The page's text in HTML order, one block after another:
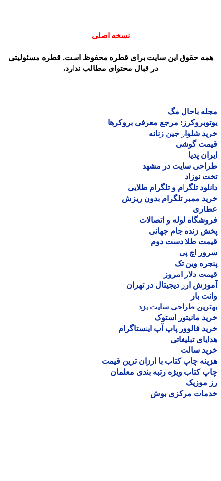
نسخه اصلی
حقوق این سایت برای قطره محفوظ است. قطره مسئولیتی
در قبال محتوای مطالب ندارد.
باحال مگ
مرجع معرفی بروکرها
شلوار جین زنانه
گوشی
پدیا
سایت در مشهد
نوزاد
تلگرام و تلگرام طلایی
ممبر تلگرام بدون ریزش
لوله و اتصالات
زنده جام جهانی
طلا دست دوم
اچ پی
وین تک
دلار امروز
ارز دیجیتال در تهران
بار
طراحی سایت یزد
مانیتور استوک
فالوور پاپ آپ اینستاگرام
تبلیغاتی
سالت
چاپ کتاب با ارزان ترین قیمت
کتاب ویژه رتبه بندی معلمان
موزیک
مرکزی بوش